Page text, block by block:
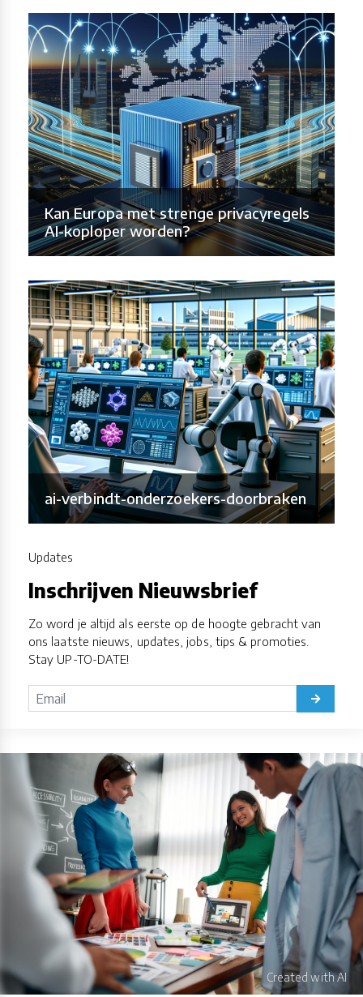
Kan Europa met strenge privacyregels
AI-koploper worden?
ai-verbindt-onderzoekers-doorbraken
Updates
Inschrijven Nieuwsbrief
Zo word je altijd als eerste op de hoogte gebracht van
ons laatste nieuws, updates, jobs, tips & promoties.
Stay UP-TO-DATE!